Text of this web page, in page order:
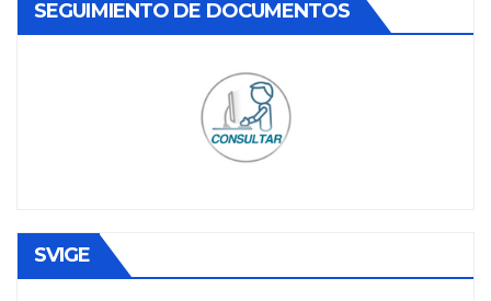
SEGUIMIENTO DE DOCUMENTOS
SVIGE